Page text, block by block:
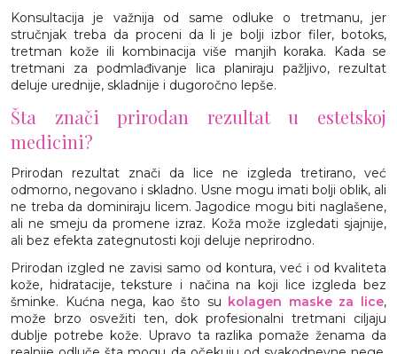
Konsultacija je važnija od same odluke o tretmanu, jer
stručnjak treba da proceni da li je bolji izbor filer, botoks,
tretman kože ili kombinacija više manjih koraka. Kada se
tretmani za podmlađivanje lica planiraju pažljivo, rezultat
deluje urednije, skladnije i dugoročno lepše.
Šta znači prirodan rezultat u estetskoj
medicini?
Prirodan rezultat znači da lice ne izgleda tretirano, već
odmorno, negovano i skladno. Usne mogu imati bolji oblik, ali
ne treba da dominiraju licem. Jagodice mogu biti naglašene,
ali ne smeju da promene izraz. Koža može izgledati sjajnije,
ali bez efekta zategnutosti koji deluje neprirodno.
Prirodan izgled ne zavisi samo od kontura, već i od kvaliteta
kože, hidratacije, teksture i načina na koji lice izgleda bez
šminke. Kućna nega, kao što su kolagen maske za lice,
može brzo osvežiti ten, dok profesionalni tretmani ciljaju
dublje potrebe kože. Upravo ta razlika pomaže ženama da